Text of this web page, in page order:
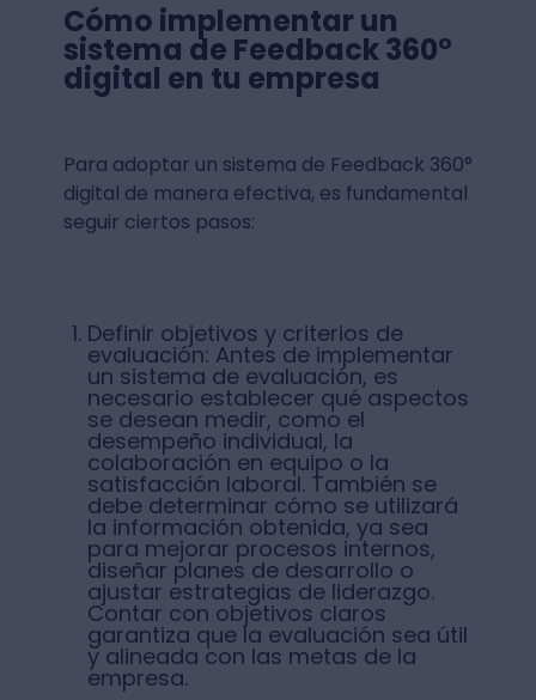
Cómo implementar un
sistema de Feedback 360°
digital en tu empresa
Para adoptar un sistema de Feedback 360°
digital de manera efectiva, es fundamental
seguir ciertos pasos:
Definir objetivos y criterios de
evaluación: Antes de implementar
un sistema de evaluación, es
necesario establecer qué aspectos
se desean medir, como el
desempeño individual, la
colaboración en equipo o la
satisfacción laboral. También se
debe determinar cómo se utilizará
la información obtenida, ya sea
para mejorar procesos internos,
diseñar planes de desarrollo o
ajustar estrategias de liderazgo.
Contar con objetivos claros
garantiza que la evaluación sea útil
y alineada con las metas de la
empresa.